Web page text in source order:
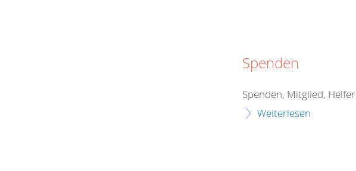
Spenden
Spenden, Mitglied, Helfer
Weiterlesen